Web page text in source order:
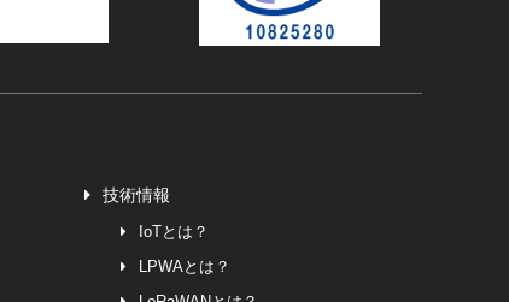
技術情報
IoTとは？
LPWAとは？